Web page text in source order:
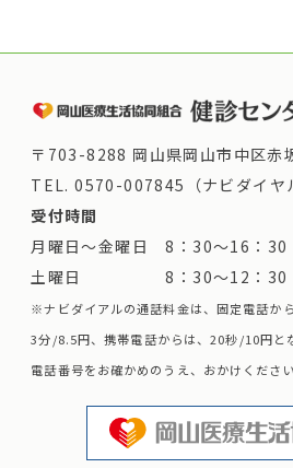
〒703-8288 岡山県岡山市中区赤
TEL.0570-007845（ナビダイヤ
受付時間
月曜日～金曜日 8：30～16：30
土曜日 8：30～12：30
※ナビダイアルの通話料金は、固定電話か
3分/8.5円、携帯電話からは、20秒/10円と
電話番号をお確かめのうえ、おかけください